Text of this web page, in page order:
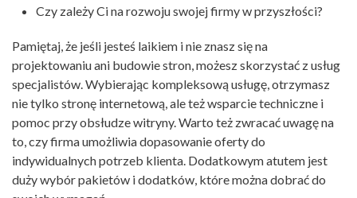
Czy zależy Ci na rozwoju swojej firmy w przyszłości?
Pamiętaj, że jeśli jesteś laikiem i nie znasz się na
projektowaniu ani budowie stron, możesz skorzystać z usług
specjalistów. Wybierając kompleksową usługę, otrzymasz
nie tylko stronę internetową, ale też wsparcie techniczne i
pomoc przy obsłudze witryny. Warto też zwracać uwagę na
to, czy firma umożliwia dopasowanie oferty do
indywidualnych potrzeb klienta. Dodatkowym atutem jest
duży wybór pakietów i dodatków, które można dobrać do